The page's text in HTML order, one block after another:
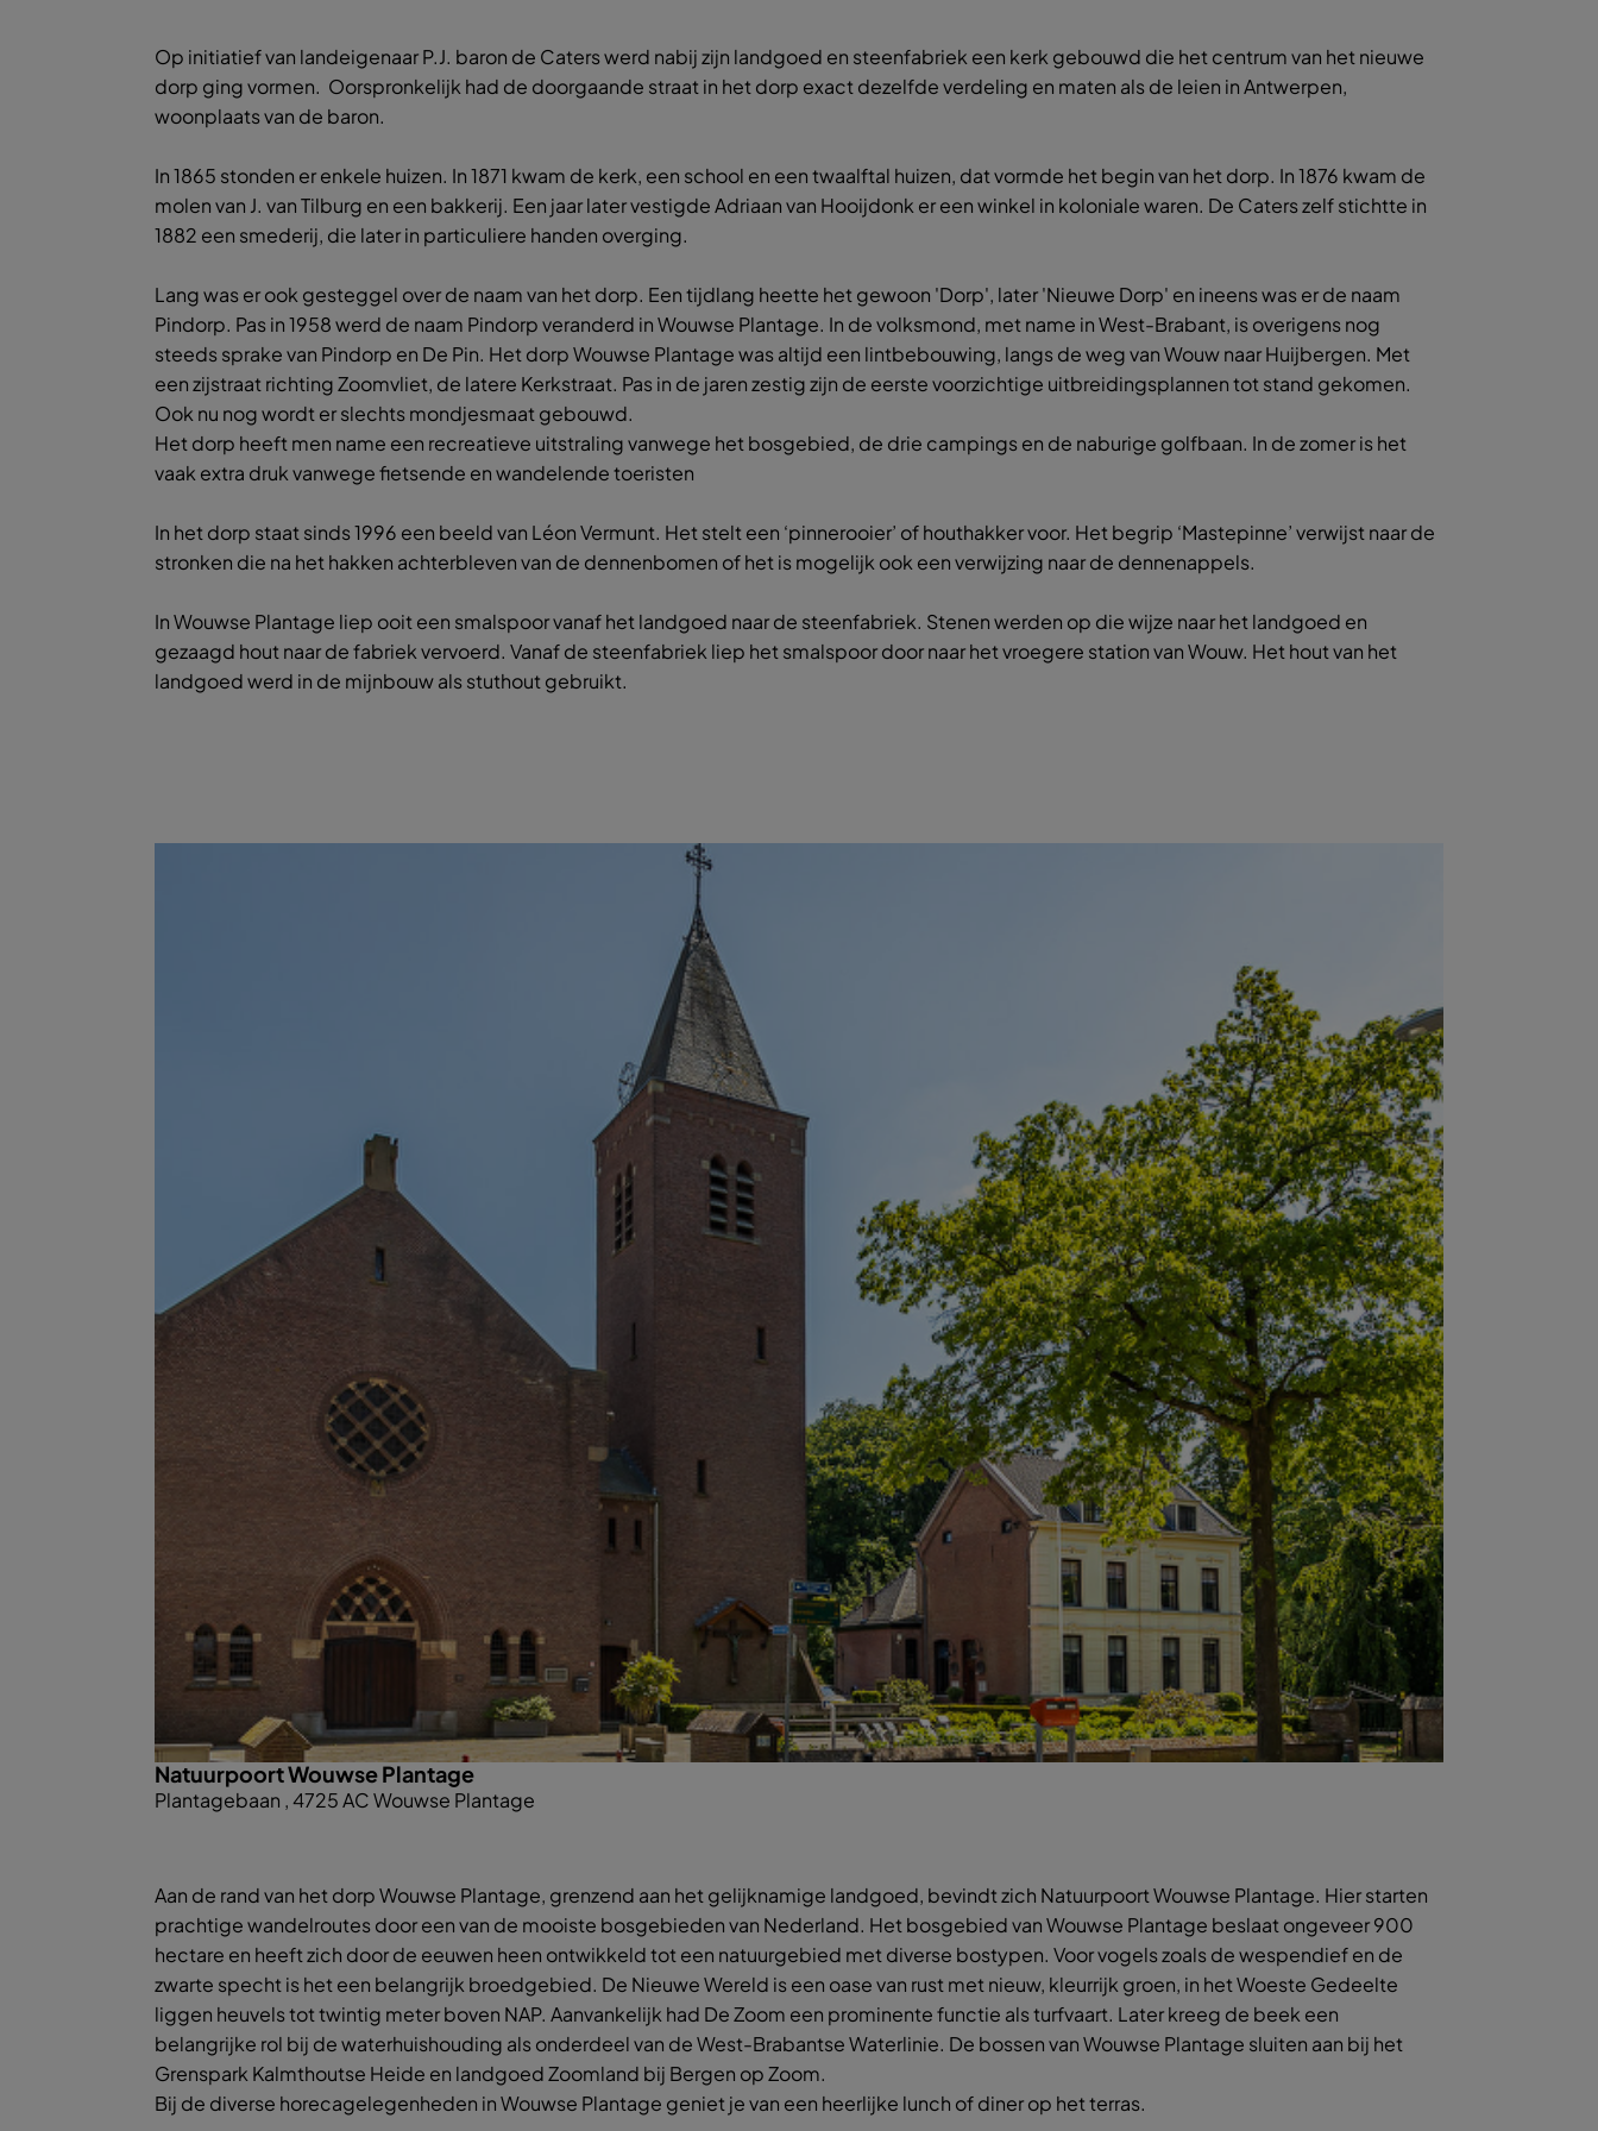
Op initiatief van landeigenaar P.J. baron de Caters werd nabij zijn landgoed en steenfabriek een kerk gebouwd die het centrum van het nieuwe
dorp ging vormen. Oorspronkelijk had de doorgaande straat in het dorp exact dezelfde verdeling en maten als de leien in Antwerpen,
woonplaats van de baron.
In 1865 stonden er enkele huizen. In 1871 kwam de kerk, een school en een twaalftal huizen, dat vormde het begin van het dorp. In 1876 kwam de
molen van J. van Tilburg en een bakkerij. Een jaar later vestigde Adriaan van Hooijdonk er een winkel in koloniale waren. De Caters zelf stichtte in
1882 een smederij, die later in particuliere handen overging.
Lang was er ook gesteggel over de naam van het dorp. Een tijdlang heette het gewoon 'Dorp', later 'Nieuwe Dorp' en ineens was er de naam
Pindorp. Pas in 1958 werd de naam Pindorp veranderd in Wouwse Plantage. In de volksmond, met name in West-Brabant, is overigens nog
steeds sprake van Pindorp en De Pin. Het dorp Wouwse Plantage was altijd een lintbebouwing, langs de weg van Wouw naar Huijbergen. Met
een zijstraat richting Zoomvliet, de latere Kerkstraat. Pas in de jaren zestig zijn de eerste voorzichtige uitbreidingsplannen tot stand gekomen.
Ook nu nog wordt er slechts mondjesmaat gebouwd.
Het dorp heeft men name een recreatieve uitstraling vanwege het bosgebied, de drie campings en de naburige golfbaan. In de zomer is het
vaak extra druk vanwege fietsende en wandelende toeristen
In het dorp staat sinds 1996 een beeld van Léon Vermunt. Het stelt een ‘pinnerooier’ of houthakker voor. Het begrip ‘Mastepinne’ verwijst naar de
stronken die na het hakken achterbleven van de dennenbomen of het is mogelijk ook een verwijzing naar de dennenappels.
In Wouwse Plantage liep ooit een smalspoor vanaf het landgoed naar de steenfabriek. Stenen werden op die wijze naar het landgoed en
gezaagd hout naar de fabriek vervoerd. Vanaf de steenfabriek liep het smalspoor door naar het vroegere station van Wouw. Het hout van het
landgoed werd in de mijnbouw als stuthout gebruikt.
Natuurpoort Wouwse Plantage
Plantagebaan , 4725 AC Wouwse Plantage
Aan de rand van het dorp Wouwse Plantage, grenzend aan het gelijknamige landgoed, bevindt zich Natuurpoort Wouwse Plantage. Hier starten
prachtige wandelroutes door een van de mooiste bosgebieden van Nederland. Het bosgebied van Wouwse Plantage beslaat ongeveer 900
hectare en heeft zich door de eeuwen heen ontwikkeld tot een natuurgebied met diverse bostypen. Voor vogels zoals de wespendief en de
zwarte specht is het een belangrijk broedgebied. De Nieuwe Wereld is een oase van rust met nieuw, kleurrijk groen, in het Woeste Gedeelte
liggen heuvels tot twintig meter boven NAP. Aanvankelijk had De Zoom een prominente functie als turfvaart. Later kreeg de beek een
belangrijke rol bij de waterhuishouding als onderdeel van de West-Brabantse Waterlinie. De bossen van Wouwse Plantage sluiten aan bij het
Grenspark Kalmthoutse Heide en landgoed Zoomland bij Bergen op Zoom.
Bij de diverse horecagelegenheden in Wouwse Plantage geniet je van een heerlijke lunch of diner op het terras.